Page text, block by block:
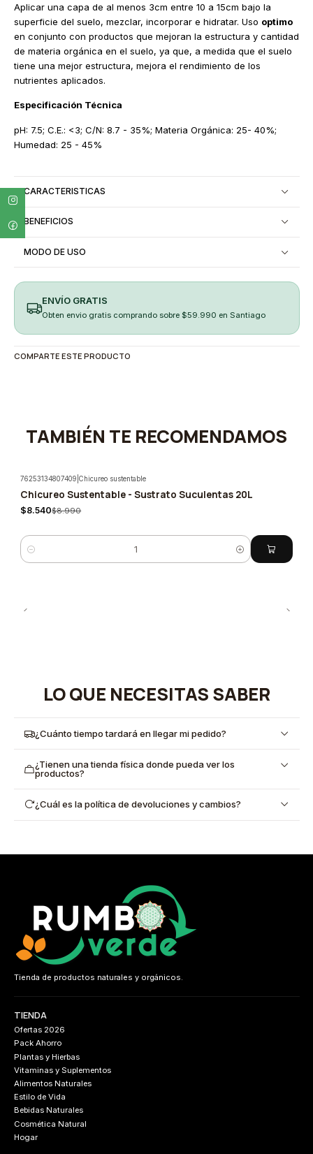
Aplicar una capa de al menos 3cm entre 10 a 15cm bajo la
superficie del suelo, mezclar, incorporar e hidratar. Uso optimo
en conjunto con productos que mejoran la estructura y cantidad
de materia orgánica en el suelo, ya que, a medida que el suelo
tiene una mejor estructura, mejora el rendimiento de los
nutrientes aplicados.
Especificación Técnica
pH: 7.5; C.E.: <3; C/N: 8.7 - 35%; Materia Orgánica: 25- 40%;
Humedad: 25 - 45%
CARACTERISTICAS
BENEFICIOS
MODO DE USO
ENVÍO GRATIS
Obten envio gratis comprando sobre $59.990 en Santiago
COMPARTE ESTE PRODUCTO
TAMBIÉN TE RECOMENDAMOS
-5%
76253134807409 |Chicureo sustentable
Chicureo Sustentable - Sustrato Suculentas 20L
$8.540$8.990
Cantidad
LO QUE NECESITAS SABER
¿Cuánto tiempo tardará en llegar mi pedido?
¿Tienen una tienda física donde pueda ver los
productos?
¿Cuál es la política de devoluciones y cambios?
Tienda de productos naturales y orgánicos.
TIENDA
Ofertas 2026
Pack Ahorro
Plantas y Hierbas
Vitaminas y Suplementos
Alimentos Naturales
Estilo de Vida
Bebidas Naturales
Cosmética Natural
Hogar